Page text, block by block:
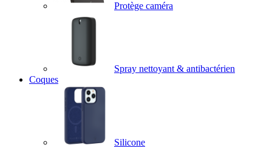
Protège caméra
Spray nettoyant & antibactérien
Coques
Silicone